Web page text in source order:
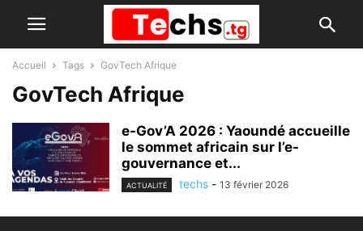
Accueil Tags GovTech Afrique
GovTech Afrique
e-Gov’A 2026 : Yaoundé accueille
le sommet africain sur l’e-
gouvernance et...
ACTUALITÉ techs - 13 février 2026